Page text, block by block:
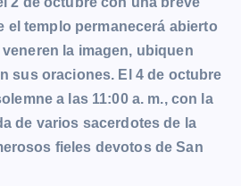
el templo permanecerá abierto
la imagen, ubiquen
sus oraciones. El 4 de octubre
a las 11:00 a. m., con la
de varios sacerdotes de la
fieles devotos de San